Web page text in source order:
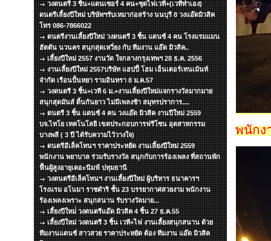
วงดนตรี 3 ชิ้น+แดนเซอร์ 4 คน+ชุดไฟเวที+(เวทีทำเอง)
ดนตรีเลี้ยงปีใหม่ บริษัทฯรับเหมาก่อสร้าง นนบุรี 8 วงแอ๊ดมิวสิค
โทร 086-7866022
ดนตรีงานเลี้ยงปีใหม่ วงดนตรี 3 ชิ้น แดนซ์ 4 คน โรงแรมแมน
ฮัตตัน นวนคร สนุกสุดเหวี่ยง กับ ทีมงาน แอ๊ด มิวสิค..
เลี้ยงปีใหม่ 2557 งานวัด ใจกลางกรุงเทพฯ 28 ธ.ค. 2556
งานเลี้ยงปีใหม่ 2557บริษัท แฮปปี้ โฮม เอ็นเตอร์เทนเม้นท์
จำกัด เรือนปั้นหยา รามอินทรา 8 ม.ค.57
วงดนตรี 3 ชิ้น+เวที 6 ม.+งานเลี้ยงปีใหม่แจกรางวัลมากมาย
สนุกสุดมันส์ ดิ้นกันยาว ไม่มีเพลงช้า สมุทรปราการ....
ดนตรี 3 ชิ้น แดนซ์ 4 คน วงแอ๊ด มิวสิค งานปีใหม่ 2559
บจ.ไทโย เทคโนโลยี เขตประกอบการฟรีโซน อุตสาหกรรม
บางพลี ( 3 ปี ได้รับความไว้วางใจ)
ดนตรีอีเล็คโทนฯ ราคาประหยัด งานเลี้ยงปีใหม่ 2559
พนักงาน พยาบาล ร่วมรับรางวัล สนุกกับการร้องเพลง ที่สถานพัก
ฟื้นผู้สูงอายุเดอะนีมฟ์ ปทุมธานี
วงดนตรีอีเล็คโทนฯ งานเลี้ยงปีใหม่ ผู้บริหาร ธนาคารฯ
โรงแรม อโนมา ราชดำริ ชั้น 23 บรรยากาศสวยงาม พนักงาน
ร้องเพลงเพราะ สนุกสนาน รับรางวัลมาย...
เลี้ยงปีใหม่่ วงดนตรีแอ๊ด มิวสิค 4 ชิ้น 27 ธ.ค.55
เลี้ยงปีใหม่ วงดนตรี 3 ชิ้น เวที+ไฟ งานเลี้ยงสนุกสนาน ด้วย
ทีมงานแดนซ์ สาวสวย ราคาประหยัด ต้อง ทีมงาน แอ๊ด มิวสิค
พนักง